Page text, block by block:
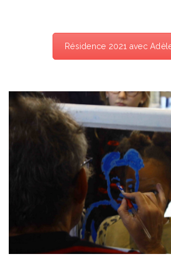
Résidence 2021 avec